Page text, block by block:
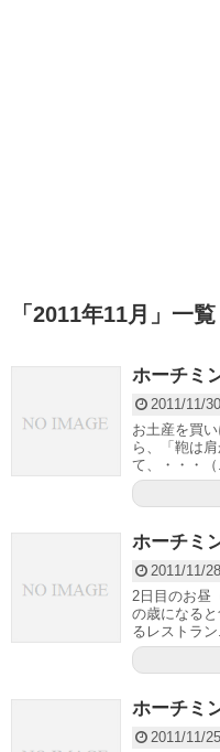
「 2011年11月 」 一覧
ホーチミ
2011/11/30
お土産を買
ら、「鞄は
て、・・・（
ホーチミ
2011/11/28
2日目のお
の歳になる
るレストラン
ホーチミ
2011/11/25